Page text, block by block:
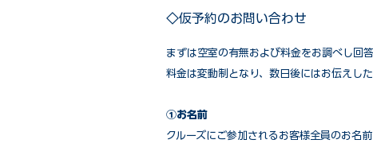
◇仮予約のお問い合わせ
まずは空室の有無および料金をお調べし回
料金は変動制となり、数日後にはお伝えし
①お名前
クルーズにご参加されるお客様全員のお名